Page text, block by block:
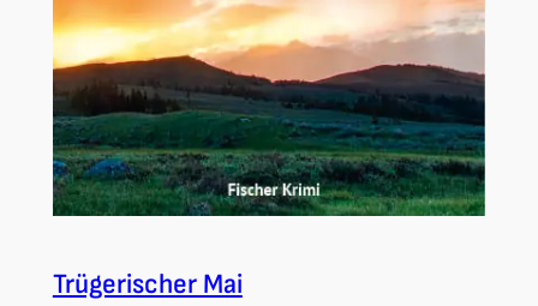
Trügerischer Mai